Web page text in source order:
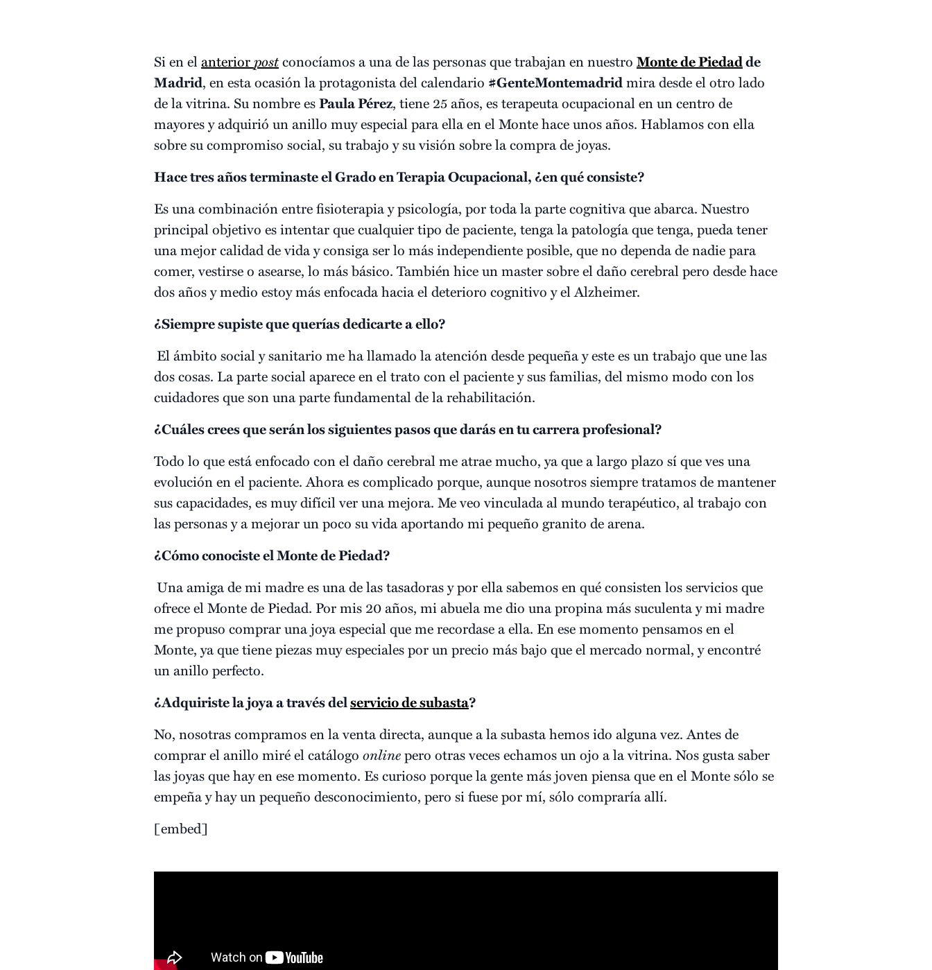
Si en elanteriorpostconocíamos a una de las personas que trabajan en nuestro Monte de Piedadde
Madrid, en esta ocasión la protagonista del calendario #GenteMontemadridmira desde el otro lado
de la vitrina. Su nombre esPaula Pérez, tiene 25 años, es terapeuta ocupacional en un centro de
mayores y adquirió un anillo muy especial para ella en el Monte hace unos años. Hablamos con ella
sobre su compromiso social, su trabajo y su visión sobre la compra de joyas.
Hace tres años terminaste el Grado en Terapia Ocupacional, ¿en qué consiste?
Es una combinación entre fisioterapia y psicología, por toda la parte cognitiva que abarca. Nuestro
principal objetivo es intentar que cualquier tipo de paciente, tenga la patología que tenga, pueda tener
una mejor calidad de vida y consiga ser lo más independiente posible, que no dependa de nadie para
comer, vestirse o asearse, lo más básico. También hice un master sobre el daño cerebral pero desde hace
dos años y medio estoy más enfocada hacia el deterioro cognitivo y el Alzheimer.
¿Siempre supiste que querías dedicarte a ello?
El ámbito social y sanitario me ha llamado la atención desde pequeña y este es un trabajo que une las
dos cosas. La parte social aparece en el trato con el paciente y sus familias, del mismo modo con los
cuidadores que son una parte fundamental de la rehabilitación.
¿Cuáles crees que serán los siguientes pasos que darás en tu carrera profesional?
Todo lo que está enfocado con el daño cerebral me atrae mucho, ya que a largo plazo sí que ves una
evolución en el paciente. Ahora es complicado porque, aunque nosotros siempre tratamos de mantener
sus capacidades, es muy difícil ver una mejora. Me veo vinculada al mundo terapéutico, al trabajo con
las personas y a mejorar un poco su vida aportando mi pequeño granito de arena.
¿Cómo conociste el Monte de Piedad?
Una amiga de mi madre es una de las tasadoras y por ella sabemos en qué consisten los servicios que
ofrece el Monte de Piedad. Por mis 20 años, mi abuela me dio una propina más suculenta y mi madre
me propuso comprar una joya especial que me recordase a ella. En ese momento pensamos en el
Monte, ya que tiene piezas muy especiales por un precio más bajo que el mercado normal, y encontré
un anillo perfecto.
¿Adquiriste la joya a través delservicio de subasta?
No, nosotras compramos en la venta directa, aunque a la subasta hemos ido alguna vez. Antes de
comprar el anillo miré el catálogo onlinepero otras veces echamos un ojo a la vitrina. Nos gusta saber
las joyas que hay en ese momento. Es curioso porque la gente más joven piensa que en el Monte sólo se
empeña y hay un pequeño desconocimiento, pero si fuese por mí, sólo compraría allí.
[embed]